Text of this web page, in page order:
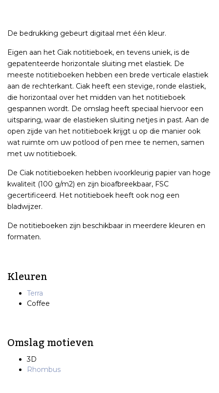
De bedrukking gebeurt digitaal met één kleur.
Eigen aan het Ciak notitieboek, en tevens uniek, is de
gepatenteerde horizontale sluiting met elastiek. De
meeste notitieboeken hebben een brede verticale elastiek
aan de rechterkant. Ciak heeft een stevige, ronde elastiek,
die horizontaal over het midden van het notitieboek
gespannen wordt. De omslag heeft speciaal hiervoor een
uitsparing, waar de elastieken sluiting netjes in past. Aan de
open zijde van het notitieboek krijgt u op die manier ook
wat ruimte om uw potlood of pen mee te nemen, samen
met uw notitieboek.
De Ciak notitieboeken hebben ivoorkleurig papier van hoge
kwaliteit (100 g/m2) en zijn bioafbreekbaar, FSC
gecertificeerd. Het notitieboek heeft ook nog een
bladwijzer.
De notitieboeken zijn beschikbaar in meerdere kleuren en
formaten.
Kleuren
Terra
Coffee
Omslag motieven
3D
Rhombus